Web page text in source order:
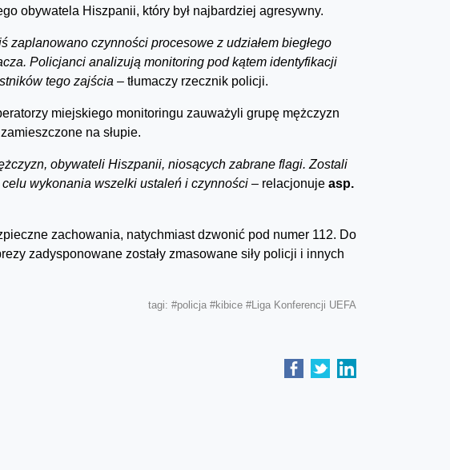
obywatela Hiszpanii, który był najbardziej agresywny.
zaplanowano czynności procesowe z udziałem biegłego
Policjanci analizują monitoring pod kątem identyfikacji
tego zajścia – tłumaczy rzecznik policji.
miejskiego monitoringu zauważyli grupę mężczyzn
na słupie.
obywateli Hiszpanii, niosących zabrane flagi. Zostali
wykonania wszelki ustaleń i czynności – relacjonuje asp.
zachowania, natychmiast dzwonić pod numer 112. Do
zadysponowane zostały zmasowane siły policji i innych
tagi: #policja #kibice #Liga Konferencji UEFA